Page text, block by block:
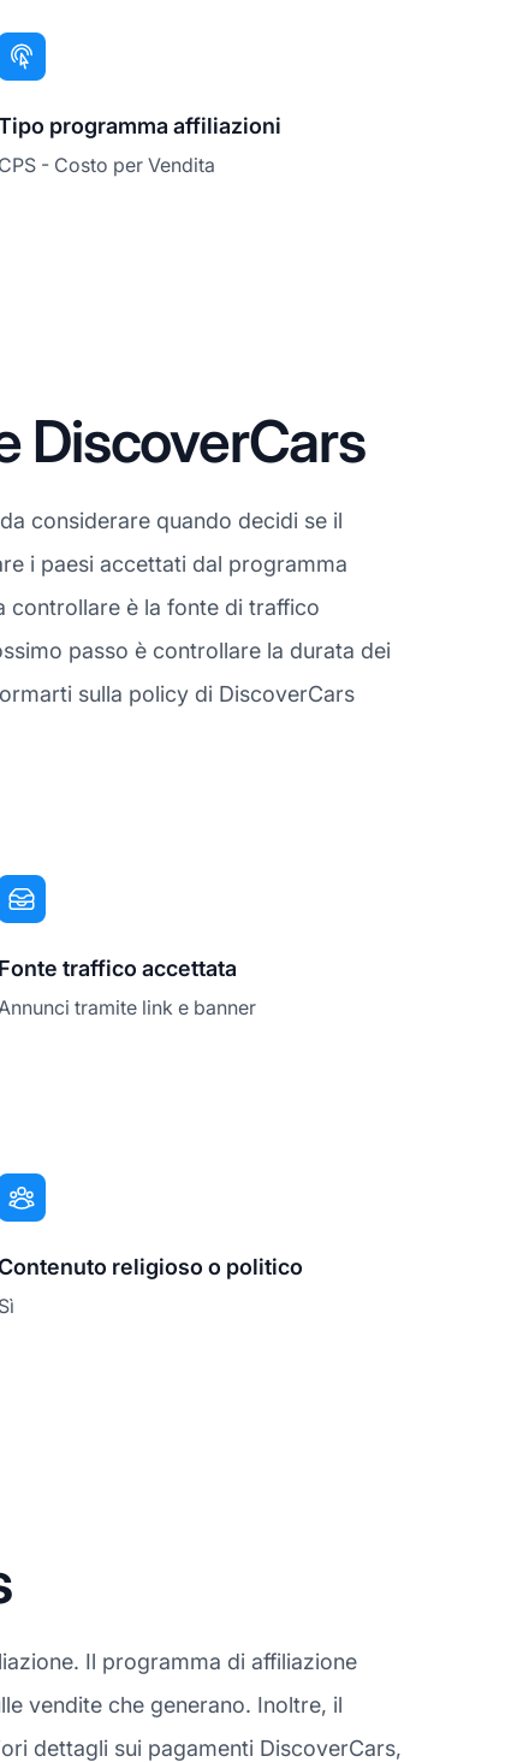
programma affiliazioni
CPS - Costo per Vendita
DiscoverCars
considerare quando decidi se il
i paesi accettati dal programma
controllare è la fonte di traffico
passo è controllare la durata dei
sulla policy di DiscoverCars
Fonte traffico accettata
Annunci tramite link e banner
religioso o politico
Sì
Il programma di affiliazione
vendite che generano. Inoltre, il
dettagli sui pagamenti DiscoverCars,